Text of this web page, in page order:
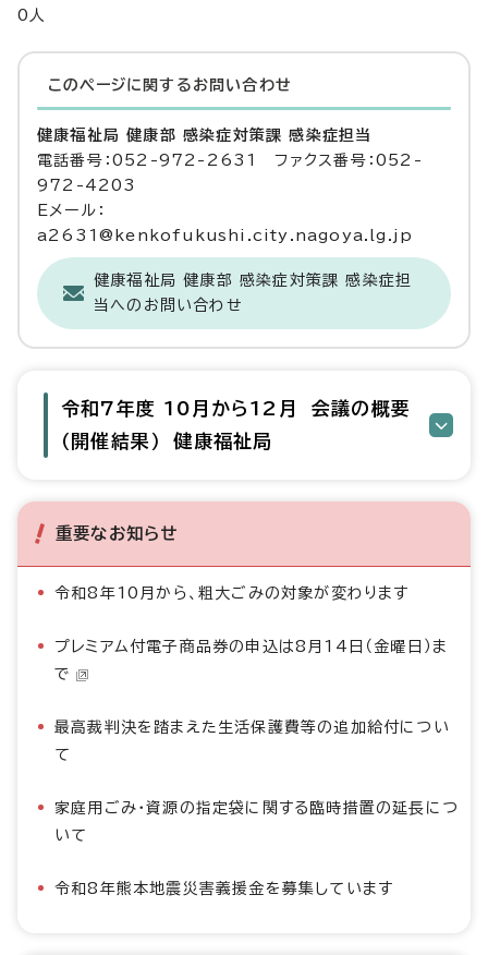
0人
このページに関する お問い合わせ
健康福祉局 健康部 感染症対策課 感染症担当
電話番号：052-972-2631 ファクス番号：052-
972-4203
Eメール：
a2631@kenkofukushi.city.nagoya.lg.jp
健康福祉局 健康部 感染症対策課 感染症担
当へのお問い合わせ
令和7年度 10月から12月 会議の概要
（開催結果） 健康福祉局
重要なお知らせ
令和8年10月から、粗大ごみの対象が変わります
プレミアム付電子商品券の申込は8月14日（金曜日）ま
で
最高裁判決を踏まえた生活保護費等の追加給付につい
て
家庭用ごみ・資源の指定袋に関する臨時措置の延長につ
いて
令和8年熊本地震災害義援金を募集しています